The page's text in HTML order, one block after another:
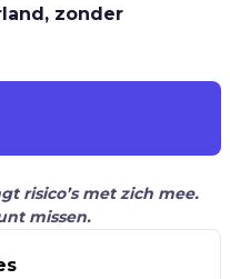
zonder
risico’s met zich mee.
missen.